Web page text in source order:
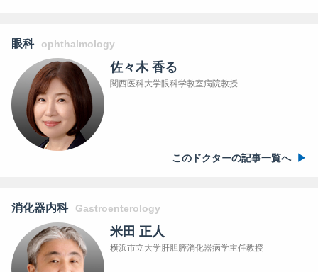
眼科 ophthalmology
佐々木 香る
関西医科大学眼科学教室病院教授
このドクターの記事一覧へ
消化器内科 Gastroenterology
米田 正人
横浜市立大学肝胆膵消化器病学主任教授